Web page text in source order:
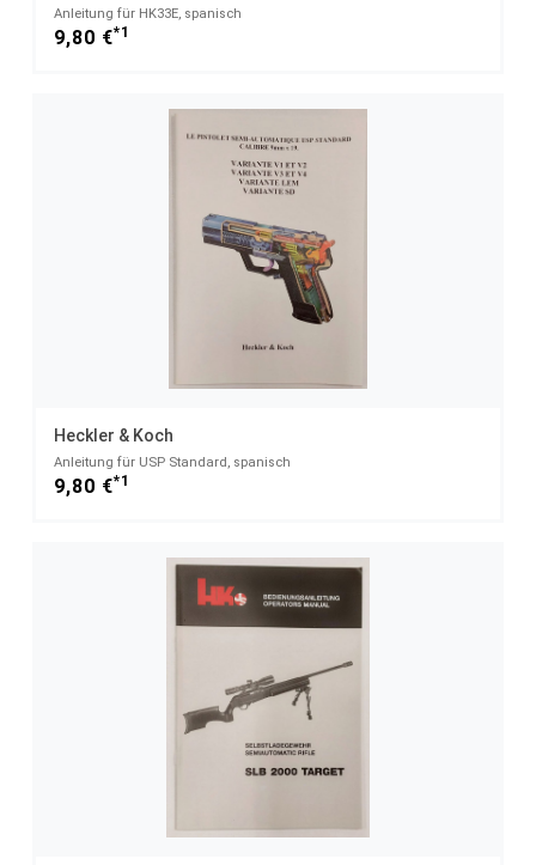
Anleitung für HK33E, spanisch
9,80 €*1
Heckler & Koch
Anleitung für USP Standard, spanisch
9,80 €*1